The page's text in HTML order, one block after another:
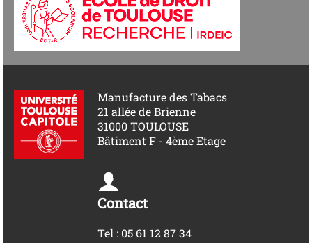
Manufacture des Tabacs
21 allée de Brienne
31000 TOULOUSE
Bâtiment F - 4ème Etage
Contact
Tel : 05 61 12 87 34